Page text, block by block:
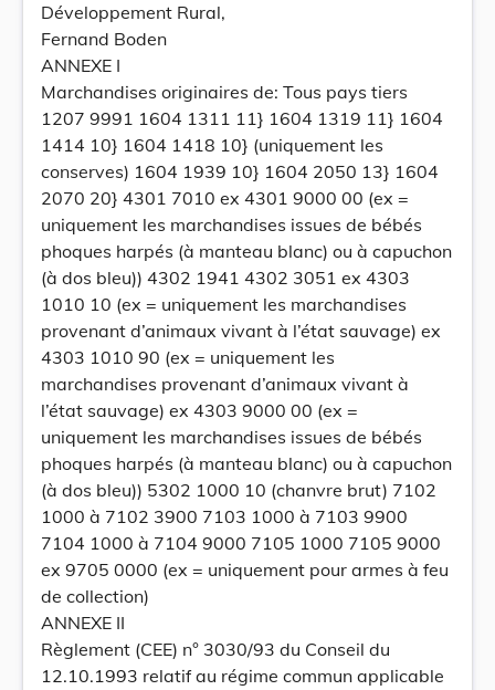
Développement Rural,
Fernand Boden
ANNEXE I
Marchandises originaires de: Tous pays tiers
1207 9991 1604 1311 11} 1604 1319 11} 1604
1414 10} 1604 1418 10} (uniquement les
conserves) 1604 1939 10} 1604 2050 13} 1604
2070 20} 4301 7010 ex 4301 9000 00 (ex =
uniquement les marchandises issues de bébés
phoques harpés (à manteau blanc) ou à capuchon
(à dos bleu)) 4302 1941 4302 3051 ex 4303
1010 10 (ex = uniquement les marchandises
provenant d’animaux vivant à l’état sauvage) ex
4303 1010 90 (ex = uniquement les
marchandises provenant d’animaux vivant à
l’état sauvage) ex 4303 9000 00 (ex =
uniquement les marchandises issues de bébés
phoques harpés (à manteau blanc) ou à capuchon
(à dos bleu)) 5302 1000 10 (chanvre brut) 7102
1000 à 7102 3900 7103 1000 à 7103 9900
7104 1000 à 7104 9000 7105 1000 7105 9000
ex 9705 0000 (ex = uniquement pour armes à feu
de collection)
ANNEXE II
Règlement (CEE) n° 3030/93 du Conseil du
12.10.1993 relatif au régime commun applicable